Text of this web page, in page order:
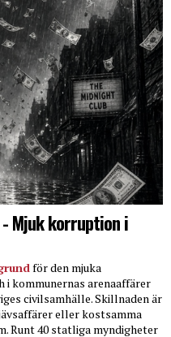
Mjuk korruption i
för den mjuka
kommunernas arenaaffärer
civilsamhälle. Skillnaden är
eller kostsamma
Runt 40 statliga myndigheter